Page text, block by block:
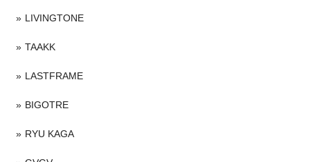
LIVINGTONE
TAAKK
LASTFRAME
BIGOTRE
RYU KAGA